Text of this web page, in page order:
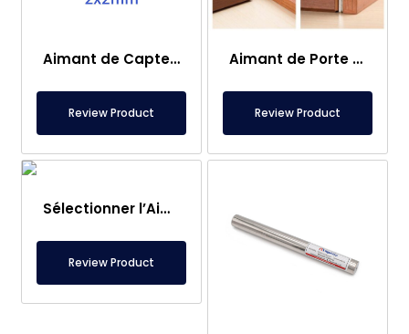
Aimant de Capteur – 2×2 mm
Review Product
Aimant de Porte de Caravane
Review Product
Sélectionner l’Aimant de Pêche – Aimant Puissant de Sauvetage en Mer
Review Product